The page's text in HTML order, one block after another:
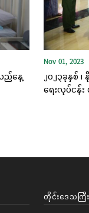
ည်နေ့
Nov 01, 2023
၂၀၂၃ခုနှစ်
ရေးလုပ်ငန်း
တိုင်းဒေသကြီ